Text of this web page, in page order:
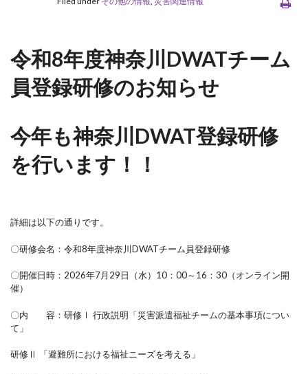
令和8年度神奈川DWATチーム
員登録研修のお知らせ
今年も神奈川DWAT登録研修
を行います！！
詳細は以下の通りです。
〇研修会名：令和8年度神奈川DWATチーム員登録研修
〇開催日時：2026年7月29日（水）10：00～16：30（オンライン開
催）
〇内 容：研修Ⅰ 行政説明「災害派遣福祉チームの基本事項につい
て」
研修Ⅱ 「避難所における福祉ニーズを考える」